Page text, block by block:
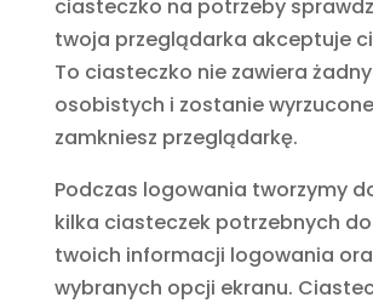
ciasteczko na potrzeby
twoja przeglądarka akceptuje
To ciasteczko nie zawiera
osobistych i zostanie
zamkniesz przeglądarkę.
Podczas logowania tworzymy
kilka ciasteczek potrzebnych
twoich informacji logowania
wybranych opcji ekranu.